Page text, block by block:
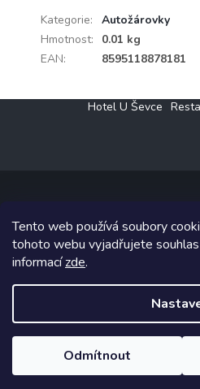
Tento web používá soubory
tohoto webu vyjadřujete souhlas
informacízde.
Odmítnout
Kategorie:
Autožárovky
Hmotnost:
0.01 kg
EAN: 8595118878181
Hotel U Ševce
Copyright 2026Elektro Klesný
Grafický návrh vytvořil a na Shoptet
Vytvořil